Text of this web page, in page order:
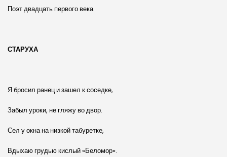
Поэт двадцать первого века.
СТАРУХА
Я бросил ранец и зашел к соседке,
Забыл уроки, не гляжу во двор.
Сел у окна на низкой табуретке,
Вдыхаю грудью кислый «Беломор».